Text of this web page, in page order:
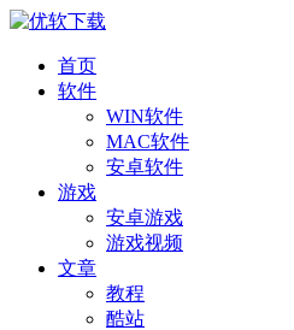
首页
软件
WIN软件
MAC软件
安卓软件
游戏
安卓游戏
游戏视频
文章
教程
酷站